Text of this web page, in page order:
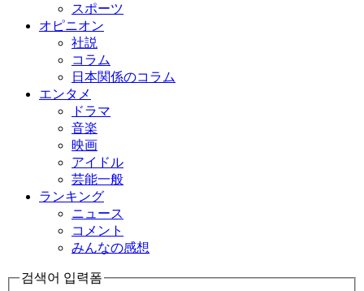
スポーツ
オピニオン
社説
コラム
日本関係のコラム
エンタメ
ドラマ
音楽
映画
アイドル
芸能一般
ランキング
ニュース
コメント
みんなの感想
검색어 입력폼